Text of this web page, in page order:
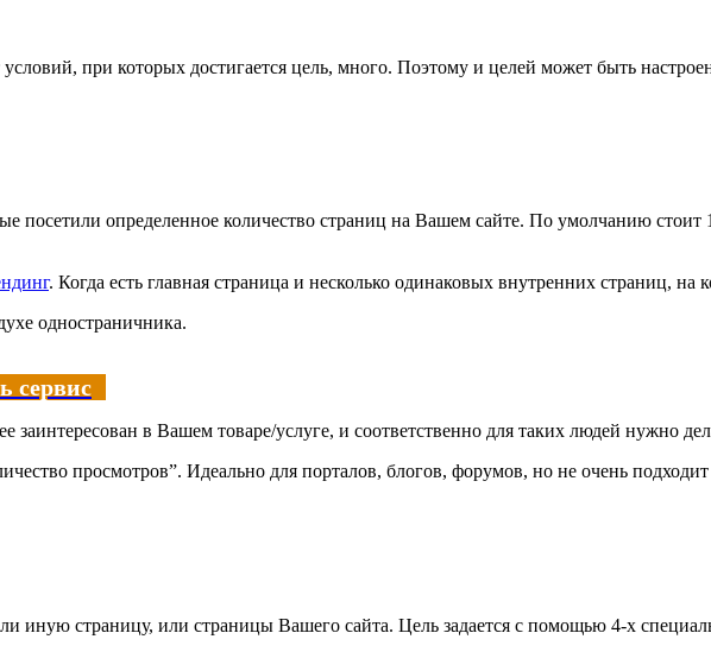
при которых достигается цель, много. Поэтому и целей может быть
посетили определенное количество страниц на Вашем сайте. По умолчанию
. Когда есть главная страница и несколько одинаковых внутренних страниц, на
одностраничника.
сервис
в Вашем товаре/услуге, и соответственно для таких людей нужно
просмотров”. Идеально для порталов, блогов, форумов, но не очень
иную страницу, или страницы Вашего сайта. Цель задается с помощью 4-х